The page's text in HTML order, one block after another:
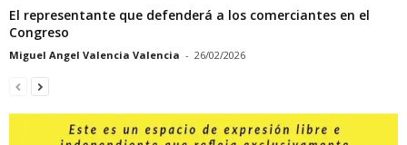
El representante que defenderá a los comerciantes en el
Congreso
Miguel Angel Valencia Valencia - 26/02/2026